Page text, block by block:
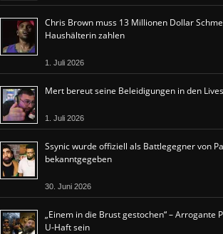
Chris Brown muss 13 Millionen Dollar
Haushälterin zahlen
1. Juli 2026
Mert bereut seine Beleidigungen in den
1. Juli 2026
Ssynic wurde offiziell als Battlegegner von
bekanntgegeben
30. Juni 2026
„Einem in die Brust gestochen“ – Arrogante
U-Haft sein